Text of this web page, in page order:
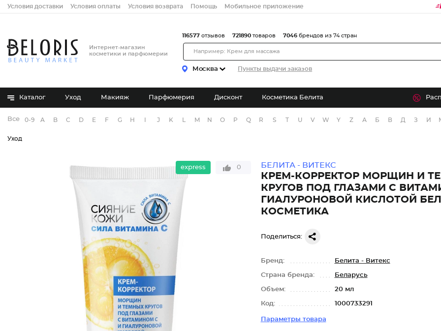
Условия доставки Условия оплаты Условия возврата Помощь Мобильное приложение
Интернет-магазин
косметики и парфюмерии
Москва Пункты выдачи заказов
116577 отзывов 721890 товаров 7046 брендов из 74 стран
Каталог Уход Макияж Парфюмерия Дисконт Косметика Белита
Все бренды
0-9 A B C D E F G H J K M N O P Q R S T U V W Y Z А Б В Д З И
Уход
express 0 БЕЛИТА - ВИТЕКС
КРЕМ-КОРРЕКТОР МОРЩИН И
КРУГОВ ПОД ГЛАЗАМИ С
ГИАЛУРОНОВОЙ КИСЛОТОЙ
КОСМЕТИКА
Поделиться:
Бренд: Белита - Витекс
Страна бренда: Беларусь
Объем: 20 мл
Код: 1000733291
Параметры товара